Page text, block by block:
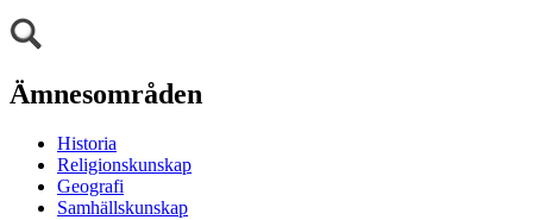
Ämnesområden
Historia
Religionskunskap
Geografi
Samhällskunskap